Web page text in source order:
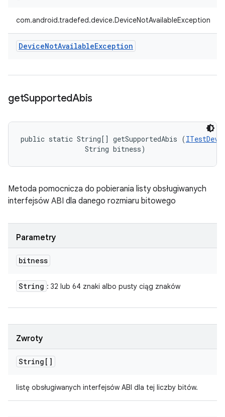
com.android.tradefed.device.DeviceNotAvailableException
DeviceNotAvailableException
getSupportedAbis
public static String[] getSupportedAbis (
                String bitness)
Metoda pomocnicza do pobierania listy obsługiwanych
interfejsów ABI dla danego rozmiaru bitowego
Parametry
bitness
String : 32 lub 64 znaki albo pusty ciąg znaków
Zwroty
String[]
listę obsługiwanych interfejsów ABI dla tej liczby bitów.